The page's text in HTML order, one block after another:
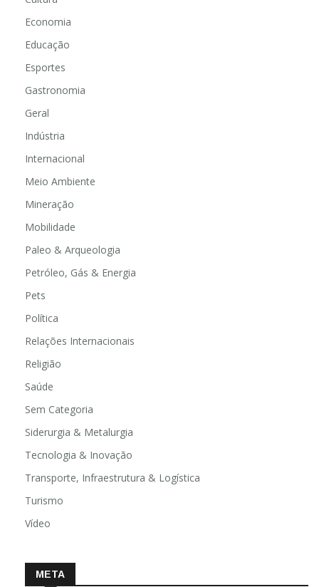
Economia
Educação
Esportes
Gastronomia
Geral
Indústria
Internacional
Meio Ambiente
Mineração
Mobilidade
Paleo & Arqueologia
Petróleo, Gás & Energia
Pets
Política
Relações Internacionais
Religião
Saúde
Sem Categoria
Siderurgia & Metalurgia
Tecnologia & Inovação
Transporte, Infraestrutura & Logística
Turismo
Vídeo
META